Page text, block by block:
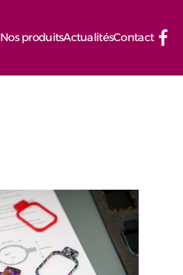
Nos produitsActualitésContact